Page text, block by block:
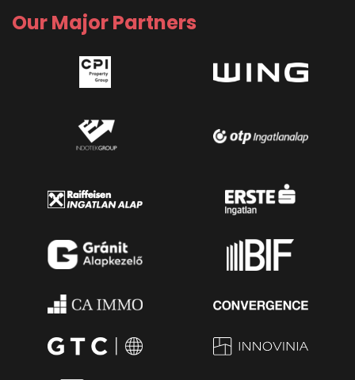
Our Major Partners